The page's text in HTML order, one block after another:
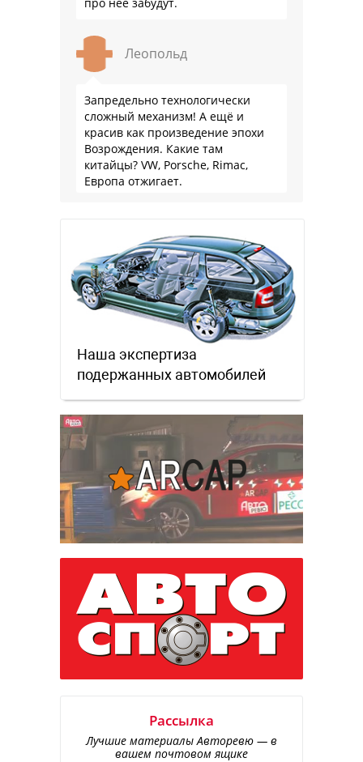
Леопольд
Запредельно технологически
сложный механизм! А ещё и
красив как произведение эпохи
Возрождения. Какие там
китайцы? VW, Porsche, Rimac,
Европа отжигает.
Наша экспертиза
подержанных автомобилей
Рассылка
Лучшие материалы Авторевю — в
вашем почтовом ящике